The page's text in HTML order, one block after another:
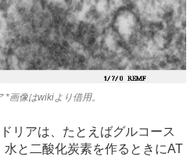
*画像はwikiより借用。
リアは、たとえばグルコース
水と二酸化炭素を作るときにAT